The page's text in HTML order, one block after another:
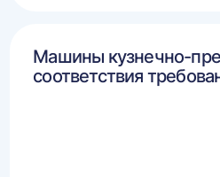
Машины кузнечно-
соответствия